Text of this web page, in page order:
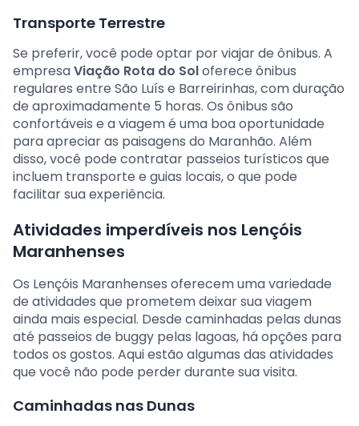
Transporte Terrestre
Se preferir, você pode optar por viajar de ônibus. A
empresaViação Rota do Soloferece ônibus
regulares entre São Luís e Barreirinhas, com duração
de aproximadamente 5 horas. Os ônibus são
confortáveis e a viagem é uma boa oportunidade
para apreciar as paisagens do Maranhão. Além
disso, você pode contratar passeios turísticos que
incluem transporte e guias locais, o que pode
facilitar sua experiência.
Atividades imperdíveis nos Lençóis
Maranhenses
Os Lençóis Maranhenses oferecem uma variedade
de atividades que prometem deixar sua viagem
ainda mais especial. Desde caminhadas pelas dunas
até passeios de buggy pelas lagoas, há opções para
todos os gostos. Aqui estão algumas das atividades
que você não pode perder durante sua visita.
Caminhadas nas Dunas